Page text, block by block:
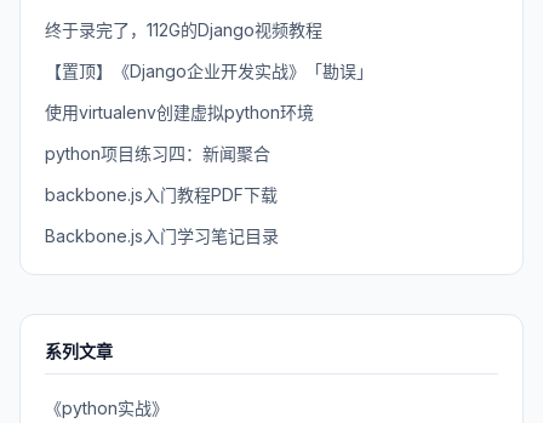
终于录完了，112G的Django视频教程
【置顶】《Django企业开发实战》「勘误」
使用virtualenv创建虚拟python环境
python项目练习四：新闻聚合
backbone.js入门教程PDF下载
Backbone.js入门学习笔记目录
系列文章
《python实战》